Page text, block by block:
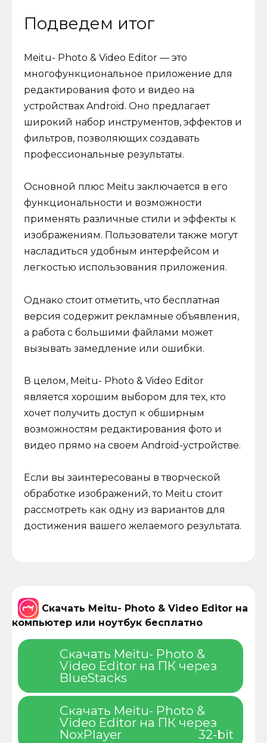
Подведем итог
Meitu- Photo & Video Editor — это
многофункциональное приложение для
редактирования фото и видео на
устройствах Android. Оно предлагает
широкий набор инструментов, эффектов и
фильтров, позволяющих создавать
профессиональные результаты.
Основной плюс Meitu заключается в его
функциональности и возможности
применять различные стили и эффекты к
изображениям. Пользователи также могут
насладиться удобным интерфейсом и
легкостью использования приложения.
Однако стоит отметить, что бесплатная
версия содержит рекламные объявления,
а работа с большими файлами может
вызывать замедление или ошибки.
В целом, Meitu- Photo & Video Editor
является хорошим выбором для тех, кто
хочет получить доступ к обширным
возможностям редактирования фото и
видео прямо на своем Android-устройстве.
Если вы заинтересованы в творческой
обработке изображений, то Meitu стоит
рассмотреть как одну из вариантов для
достижения вашего желаемого результата.
Скачать Meitu- Photo & Video Editor на
компьютер или ноутбук бесплатно
Скачать Meitu- Photo &
Video Editor на ПК через
BlueStacks
Скачать Meitu- Photo &
Video Editor на ПК через
NoxPlayer
32-bit